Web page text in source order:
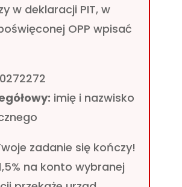
w deklaracji PIT, w
OPP wpisać
imię i nazwisko
zadanie się kończy!
na konto wybranej